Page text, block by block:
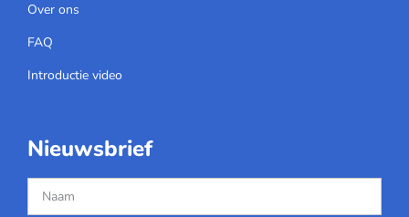
Over ons
FAQ
Introductie video
Nieuwsbrief